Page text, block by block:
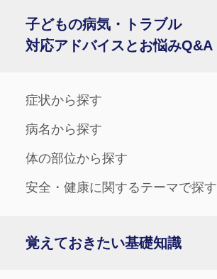
子どもの病気・トラブル
対応アドバイスとお悩みQ&A
症状から探す
病名から探す
体の部位から探す
安全・健康に関するテーマで探す
覚えておきたい基礎知識